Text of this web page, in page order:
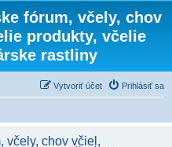
fórum, včely, chov
produkty, včelie
rastliny
Prihlásiť sa
Vytvoriť účet
včely, chov včiel,